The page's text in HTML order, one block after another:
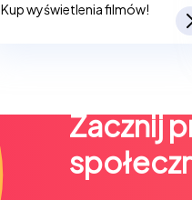
Kup wyświetlenia filmów!
Zacznij